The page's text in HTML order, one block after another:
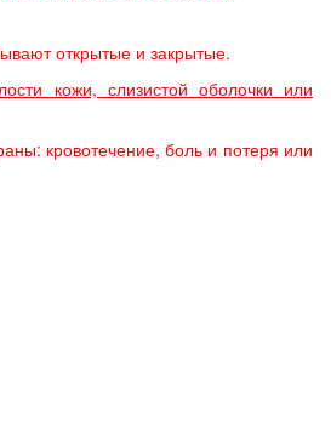
открытые и закрытые.
кожи, слизистой оболочки или
кровотечение, боль и потеря или